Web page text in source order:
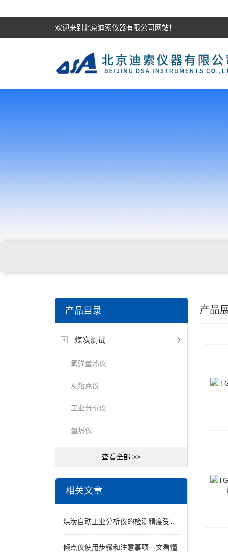
欢迎来到北京迪索仪器有限公司网站！
产品目录
煤炭测试
氧弹量热仪
灰熔点仪
工业分析仪
量热仪
查看全部 >>
相关文章
煤炭自动工业分析仪的检测精度受哪些因素影响？
倾点仪使用步骤和注意事项一文看懂
产品